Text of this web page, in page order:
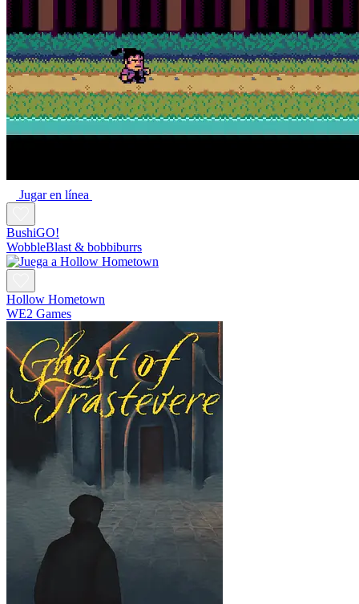
Jugar en línea
BushiGO!
WobbleBlast & bobbiburrs
Hollow Hometown
WE2 Games